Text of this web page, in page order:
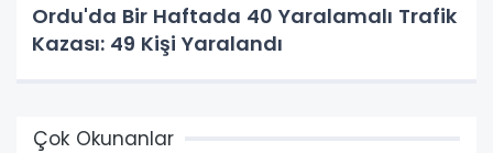
Ordu'da Bir Haftada 40 Yaralamalı Trafik
Kazası: 49 Kişi Yaralandı
Çok Okunanlar